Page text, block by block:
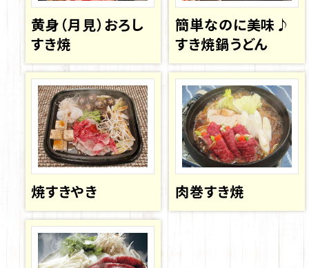
黄身（月見）おろし
すき焼
簡単なのに美味♪
すき焼鍋うどん
焼すきやき 肉巻すき焼